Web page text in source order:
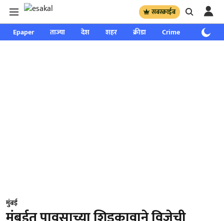
सबस्क्राईब
Epaper ताज्या देश शहर क्रीडा Crime साप्ताहिक
मुंबई